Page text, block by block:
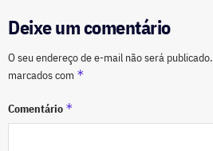
Deixe um comentário
O seu endereço de e-mail não será publicado.
marcados com *
Comentário *